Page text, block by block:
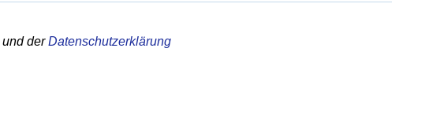
und derDatenschutzerklärung